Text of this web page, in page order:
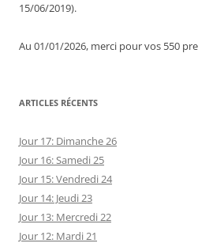
15/06/2019).
Au 01/01/2026, merci pour vos 550
ARTICLES RÉCENTS
Jour 17: Dimanche 26
Jour 16: Samedi 25
Jour 15: Vendredi 24
Jour 14: Jeudi 23
Jour 13: Mercredi 22
Jour 12: Mardi 21